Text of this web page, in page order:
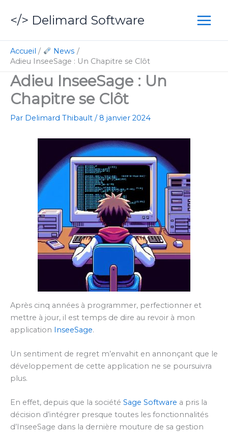
</> Delimard Software
Accueil
News
Adieu InseeSage : Un Chapitre se Clôt
Adieu InseeSage : Un
Chapitre se Clôt
Par Delimard Thibault / 8 janvier 2024
Après cinq années à programmer, perfectionner et
mettre à jour, il est temps de dire au revoir à mon
application InseeSage.
Un sentiment de regret m’envahit en annonçant que le
développement de cette application ne se poursuivra
plus.
En effet, depuis que la société Sage Software a pris la
décision d’intégrer presque toutes les fonctionnalités
d’InseeSage dans la dernière mouture de sa gestion